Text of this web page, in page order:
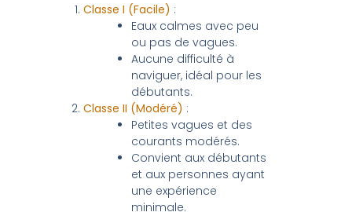
Classe I (Facile) :
Eaux calmes avec peu
ou pas de vagues.
Aucune difficulté à
naviguer, idéal pour les
débutants.
Classe II (Modéré) :
Petites vagues et des
courants modérés.
Convient aux débutants
et aux personnes ayant
une expérience
minimale.